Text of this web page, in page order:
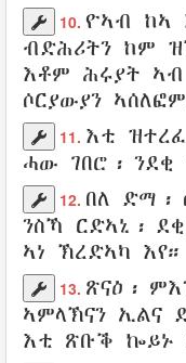
10. ዮኣብ ከኣ
ብድሕሪትን ከም
እቶም ሕሩያት ኣብ
ሶርያውያን
11. እቲ ዝተረፈ
ሓው ገበሮ ፡ ንደቂ
12. በለ ድማ፡
ንስኻ ርድኣኒ ፡ ደቂ
ኣነ ኽረድኣካ እየ።
13. ጽናዕ ፡
ኣምላኽናን ኢልና
እቲ ጽቡቕ ኰይኑ